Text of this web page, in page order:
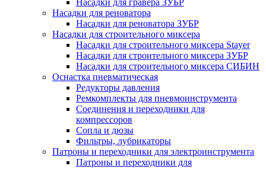
Насадки для гравера ЗУБР
Насадки для реноватора
Насадки для реноватора ЗУБР
Насадки для строительного миксера
Насадки для строительного миксера Stayer
Насадки для строительного миксера ЗУБР
Насадки для строительного миксера СИБИН
Оснастка пневматическая
Редукторы давления
Ремкомплекты для пневмоинструмента
Соединения и переходники для
компрессоров
Сопла и дюзы
Фильтры, лубрикаторы
Патроны и переходники для электроинструмента
Патроны и переходники для